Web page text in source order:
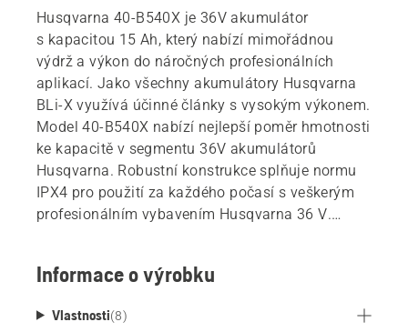
Husqvarna 40-B540X je 36V akumulátor
s kapacitou 15 Ah, který nabízí mimořádnou
výdrž a výkon do náročných profesionálních
aplikací. Jako všechny akumulátory Husqvarna
BLi-X využívá účinné články s vysokým výkonem.
Model 40-B540X nabízí nejlepší poměr hmotnosti
ke kapacitě v segmentu 36V akumulátorů
Husqvarna. Robustní konstrukce splňuje normu
IPX4 pro použití za každého počasí s veškerým
profesionálním vybavením Husqvarna 36 V.
výrobky v rámci flexibilního akumulátorového
s akumulátorem napříč tělem. Umožňuje
Informace o výrobku
Vlastnosti(8)